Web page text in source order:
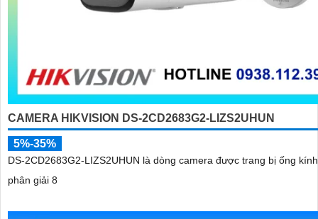
CAMERA HIKVISION DS-2CD2683G2-LIZS2UHUN
5%-35%
DS-2CD2683G2-LIZS2UHUN là dòng camera được trang bị ống
phân giải 8